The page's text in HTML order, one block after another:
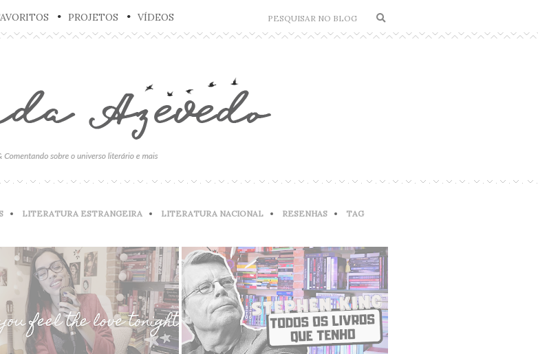
PROJETOS
VÍDEOS
LITERATURA ESTRANGEIRA LITERATURA NACIONAL RESENHAS
TAG